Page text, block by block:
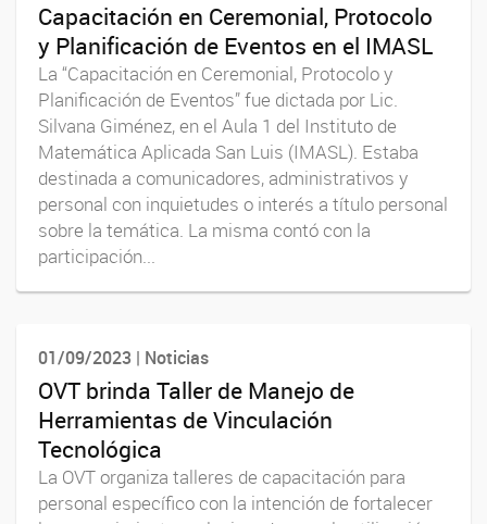
Capacitación en Ceremonial, Protocolo
y Planificación de Eventos en el IMASL
La “Capacitación en Ceremonial, Protocolo y
Planificación de Eventos” fue dictada por Lic.
Silvana Giménez, en el Aula 1 del Instituto de
Matemática Aplicada San Luis (IMASL). Estaba
destinada a comunicadores, administrativos y
personal con inquietudes o interés a título personal
sobre la temática. La misma contó con la
participación...
01/09/2023 | Noticias
OVT brinda Taller de Manejo de
Herramientas de Vinculación
Tecnológica
La OVT organiza talleres de capacitación para
personal específico con la intención de fortalecer